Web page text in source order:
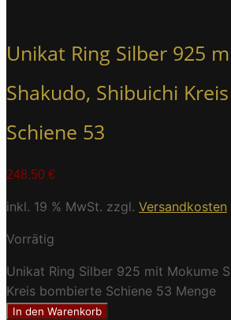
Unikat Ring Silber 925
Shakudo, Shibuichi
Schiene 53
248,50 €
inkl. 19 % MwSt. zzgl. Versandkosten
Vorrätig
Unikat Ring Silber 925 mit Mokume
Kreis bombierte Schiene 53 Menge
In den Warenkorb